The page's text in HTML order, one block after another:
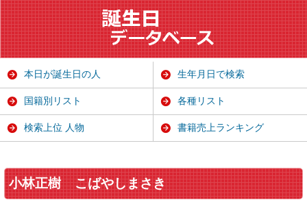
小林正樹 こばやしまさき
本日が誕生日の人 生年月日で検索
国籍別リスト 各種リスト
検索上位 人物 書籍売上ランキング